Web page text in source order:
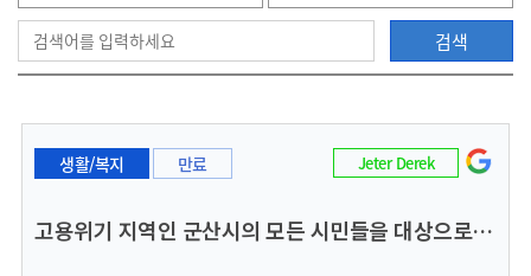
검색
생활/복지 만료 Jeter Derek
고용위기 지역인 군산시의 모든 시민들을 대상으로 재난지원금 지급을 요청합니다.